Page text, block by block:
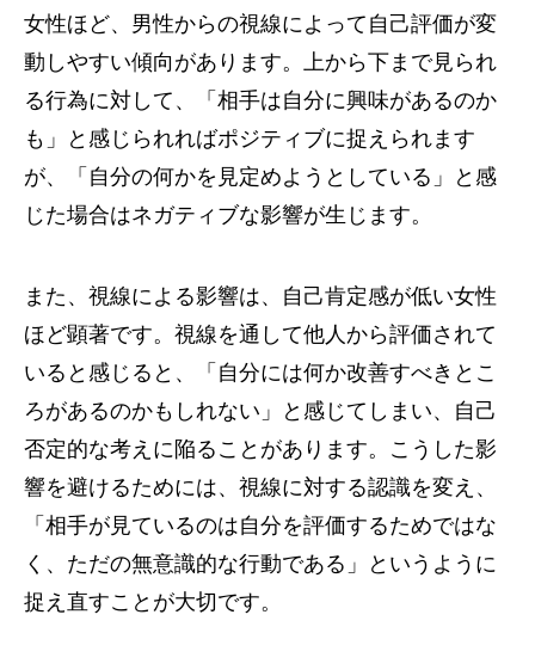
女性ほど、男性からの視線によって自己評価が変
動しやすい傾向があります。上から下まで見られ
る行為に対して、「相手は自分に興味があるのか
も」と感じられればポジティブに捉えられます
が、「自分の何かを見定めようとしている」と感
じた場合はネガティブな影響が生じます。
また、視線による影響は、自己肯定感が低い女性
ほど顕著です。視線を通して他人から評価されて
いると感じると、「自分には何か改善すべきとこ
ろがあるのかもしれない」と感じてしまい、自己
否定的な考えに陥ることがあります。こうした影
響を避けるためには、視線に対する認識を変え、
「相手が見ているのは自分を評価するためではな
く、ただの無意識的な行動である」というように
捉え直すことが大切です。